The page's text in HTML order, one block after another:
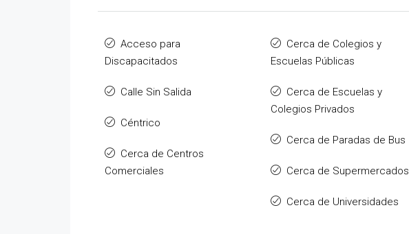
Acceso para
Discapacitados
Calle Sin Salida
Céntrico
Cerca de Centros
Comerciales
Cerca de Colegios y
Escuelas Públicas
Cerca de Escuelas y
Colegios Privados
Cerca de Paradas de Bus
Cerca de Supermercados
Cerca de Universidades